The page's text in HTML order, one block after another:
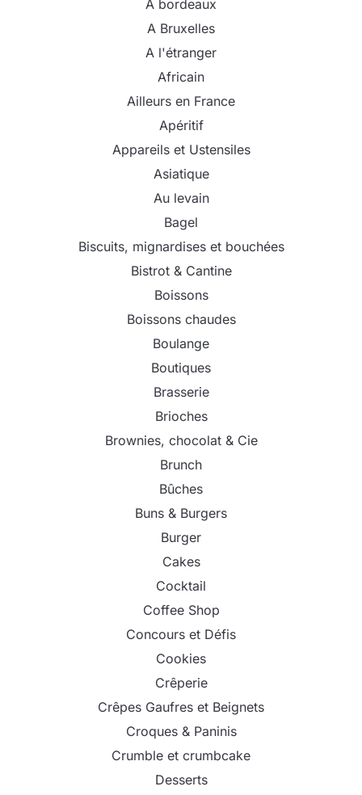
A bordeaux
A Bruxelles
A l'étranger
Africain
Ailleurs en France
Apéritif
Appareils et Ustensiles
Asiatique
Au levain
Bagel
Biscuits, mignardises et bouchées
Bistrot & Cantine
Boissons
Boissons chaudes
Boulange
Boutiques
Brasserie
Brioches
Brownies, chocolat & Cie
Brunch
Bûches
Buns & Burgers
Burger
Cakes
Cocktail
Coffee Shop
Concours et Défis
Cookies
Crêperie
Crêpes Gaufres et Beignets
Croques & Paninis
Crumble et crumbcake
Desserts